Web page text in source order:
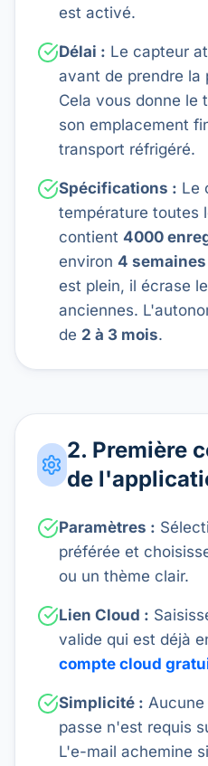
est activé.
Délai : Le capteur
avant de prendre la
Cela vous donne le
son emplacement
transport réfrigéré.
Spécifications : Le
température toutes
contient 4000
environ 4 semaines
est plein, il écrase
anciennes.
de 2 à 3 mois.
2. Première
de
Paramètres :
préférée et
ou un thème clair.
Lien Cloud :
valide qui est déjà
compte cloud
Simplicité :
passe n'est requis
L'e-mail achemine